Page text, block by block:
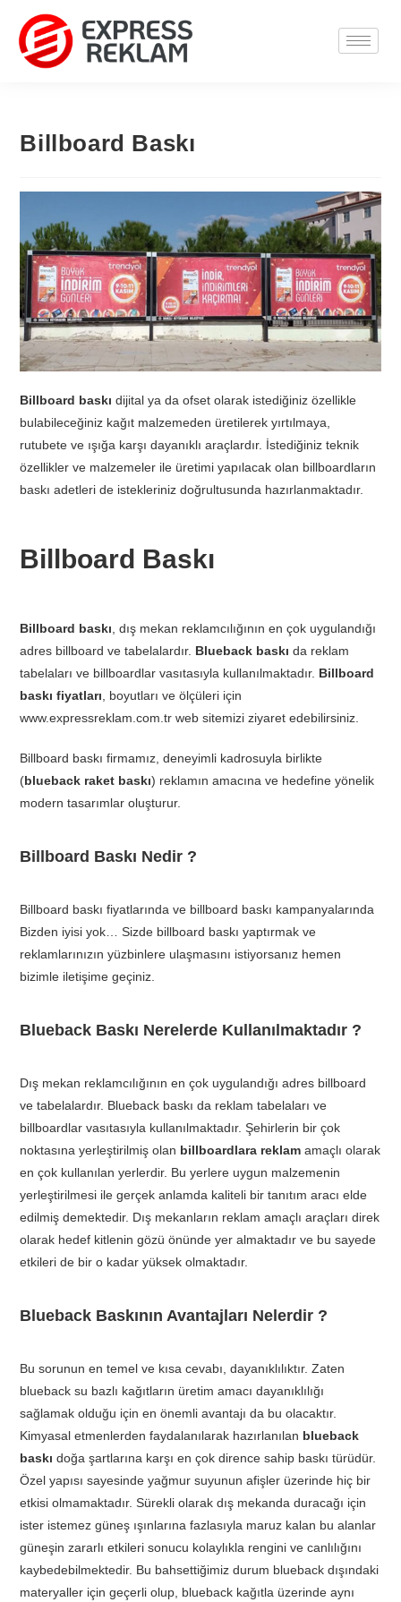
Billboard Baskı
Billboard baskı dijital ya da ofset olarak istediğiniz özellikle
bulabileceğiniz kağıt malzemeden üretilerek yırtılmaya,
rutubete ve ışığa karşı dayanıklı araçlardır. İstediğiniz teknik
özellikler ve malzemeler ile üretimi yapılacak olan billboardların
baskı adetleri de istekleriniz doğrultusunda hazırlanmaktadır.
Billboard Baskı
Billboard baskı , dış mekan reklamcılığının en çok uygulandığı
adres billboard ve tabelalardır. Blueback baskı da reklam
tabelaları ve billboardlar vasıtasıyla kullanılmaktadır. Billboard
baskı fiyatları , boyutları ve ölçüleri için
www.expressreklam.com.tr web sitemizi ziyaret edebilirsiniz.
Billboard baskı firmamız, deneyimli kadrosuyla birlikte
(blueback raket baskı) reklamın amacına ve hedefine yönelik
modern tasarımlar oluşturur.
Billboard Baskı Nedir ?
Billboard baskı fiyatlarında ve billboard baskı kampanyalarında
Bizden iyisi yok… Sizde billboard baskı yaptırmak ve
reklamlarınızın yüzbinlere ulaşmasını istiyorsanız hemen
bizimle iletişime geçiniz.
Blueback Baskı Nerelerde Kullanılmaktadır ?
Dış mekan reklamcılığının en çok uygulandığı adres billboard
ve tabelalardır. Blueback baskı da reklam tabelaları ve
billboardlar vasıtasıyla kullanılmaktadır. Şehirlerin bir çok
noktasına yerleştirilmiş olan billboardlara reklam amaçlı olarak
en çok kullanılan yerlerdir. Bu yerlere uygun malzemenin
yerleştirilmesi ile gerçek anlamda kaliteli bir tanıtım aracı elde
edilmiş demektedir. Dış mekanların reklam amaçlı araçları direk
olarak hedef kitlenin gözü önünde yer almaktadır ve bu sayede
etkileri de bir o kadar yüksek olmaktadır.
Blueback Baskının Avantajları Nelerdir ?
Bu sorunun en temel ve kısa cevabı, dayanıklılıktır. Zaten
blueback su bazlı kağıtların üretim amacı dayanıklılığı
sağlamak olduğu için en önemli avantajı da bu olacaktır.
Kimyasal etmenlerden faydalanılarak hazırlanılan blueback
baskı doğa şartlarına karşı en çok dirence sahip baskı türüdür.
Özel yapısı sayesinde yağmur suyunun afişler üzerinde hiç bir
etkisi olmamaktadır. Sürekli olarak dış mekanda duracağı için
ister istemez güneş ışınlarına fazlasıyla maruz kalan bu alanlar
güneşin zararlı etkileri sonucu kolaylıkla rengini ve canlılığını
kaybedebilmektedir. Bu bahsettiğimiz durum blueback dışındaki
materyaller için geçerli olup, blueback kağıtla üzerinde aynı